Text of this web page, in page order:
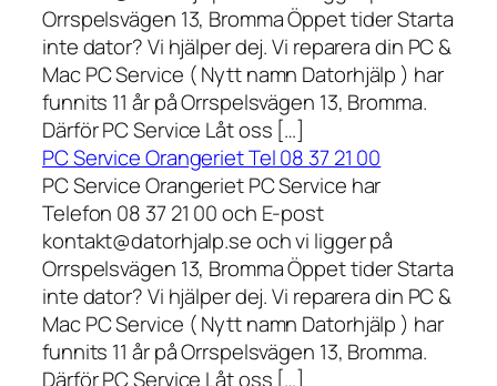
Orrspelsvägen 13, Bromma Öppet tider Starta
inte dator? Vi hjälper dej. Vi reparera din PC &
Mac PC Service ( Nytt namn Datorhjälp ) har
funnits 11 år på Orrspelsvägen 13, Bromma.
Därför PC Service Låt oss […]
PC Service Orangeriet Tel 08 37 21 00
PC Service Orangeriet PC Service har
Telefon 08 37 21 00 och E-post
kontakt@datorhjalp.se och vi ligger på
Orrspelsvägen 13, Bromma Öppet tider Starta
inte dator? Vi hjälper dej. Vi reparera din PC &
Mac PC Service ( Nytt namn Datorhjälp ) har
funnits 11 år på Orrspelsvägen 13, Bromma.
Därför PC Service Låt oss […]